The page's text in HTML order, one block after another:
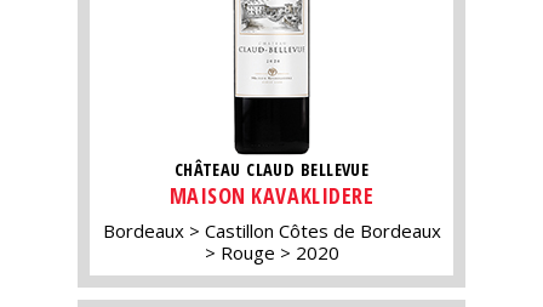
CHÂTEAU CLAUD BELLEVUE
MAISON KAVAKLIDERE
Bordeaux
Castillon Côtes de Bordeaux
Rouge
2020